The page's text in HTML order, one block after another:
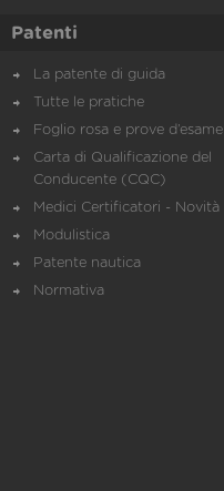
Patenti
La patente di guida
Tutte le pratiche
Foglio rosa e prove d’esame
Carta di Qualificazione del
Conducente (CQC)
Medici Certificatori - Novità
Modulistica
Patente nautica
Normativa